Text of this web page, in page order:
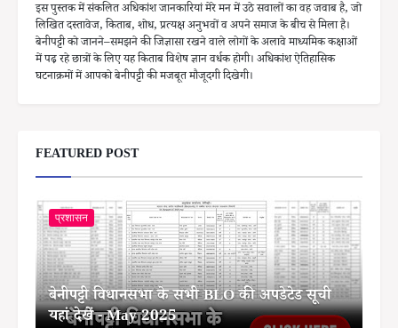
इस पुस्तक में संकलित अधिकांश जानकारियां मेरे मन में उठे सवालों का वह जवाब है, जो
लिखित दस्तावेज, किताब, शोध, प्रत्यक्ष अनुभवों व अपने समाज के बीच से मिला है।
बेनीपट्टी को जानने–समझने की जिज्ञासा रखने वाले लोगों के अलावे माध्यमिक कक्षाओं
में पढ़ रहे छात्रों के लिए यह किताब विशेष ज्ञान वर्धक होगी। अधिकांश ऐतिहासिक
घटनाक्रमों में आपको बेनीपट्टी की मजबूत मौजूदगी दिखेगी।
FEATURED POST
प्रशासन
बेनीपट्टी विधानसभा के सभी BLO की अपडेटेड सूची
यहां देखें - May 2025